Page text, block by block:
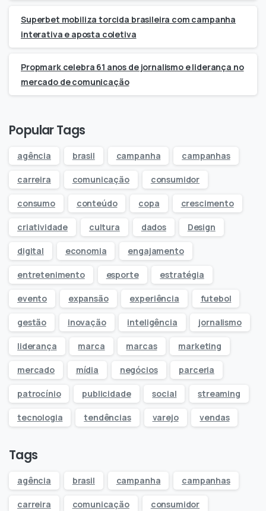
Superbet mobiliza torcida brasileira com campanha
interativa e aposta coletiva
Propmark celebra 61 anos de jornalismo e liderança no
mercado de comunicação
Popular Tags
agência brasil campanha campanhas
carreira comunicação consumidor
consumo conteúdo copa crescimento
criatividade cultura dados Design
digital economia engajamento
entretenimento esporte estratégia
evento expansão experiência futebol
gestão inovação inteligência jornalismo
liderança marca marcas marketing
mercado mídia negócios parceria
patrocínio publicidade social streaming
tecnologia tendências varejo vendas
Tags
agência brasil campanha campanhas
carreira comunicação consumidor